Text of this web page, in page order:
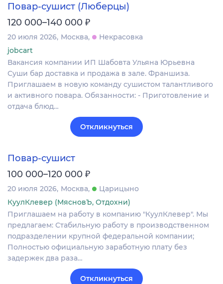
Повар-сушист (Люберцы)
120 000–140 000 ₽
20 июля 2026 Москва
Некрасовка
jobcart
Вакансия компании ИП Шабовта Ульяна Юрьевна
Суши бар доставка и продажа в зале. Франшиза.
Приглашаем в новую команду сушистом талантливого
и активного повара. Обязанности: - Приготовление и
отдача блюд…
Откликнуться
Повар-сушист
100 000–120 000 ₽
20 июля 2026 Москва
Царицыно
КуулКлевер (МясновЪ, Отдохни)
Приглашаем на работу в компанию "КуулКлевер". Мы
предлагаем: Стабильную работу в производственном
подразделении крупной федеральной компании;
Полностью официальную заработную плату без
задержек два раза…
Откликнуться